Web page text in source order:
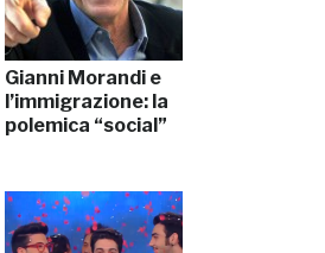
Gianni Morandi e
l’immigrazione: la
polemica “social”